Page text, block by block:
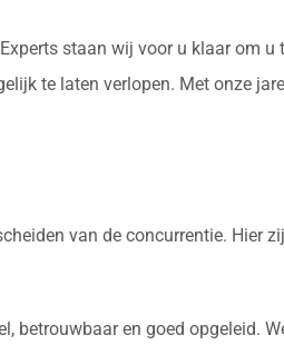
staan wij voor u klaar om
te laten verlopen. Met onze
van de concurrentie. Hier
betrouwbaar en goed opgeleid.